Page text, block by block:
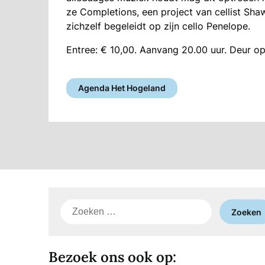
ze Completions, een project van cellist
zichzelf begeleidt op zijn cello Penelope.
Entree: € 10,00. Aanvang 20.00 uur. Deur
Agenda Het Hogeland
Zoeken
Bezoek ons ook op: